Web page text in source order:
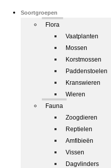
Soortgroepen
Flora
Vaatplanten
Mossen
Korstmossen
Paddenstoelen
Kranswieren
Wieren
Fauna
Zoogdieren
Reptielen
Amfibieën
Vissen
Dagvlinders